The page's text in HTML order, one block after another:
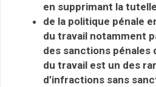
en supprimant la
de la politique pénale
du travail notamment
des sanctions pénales
du travail est un des
d’infractions sans